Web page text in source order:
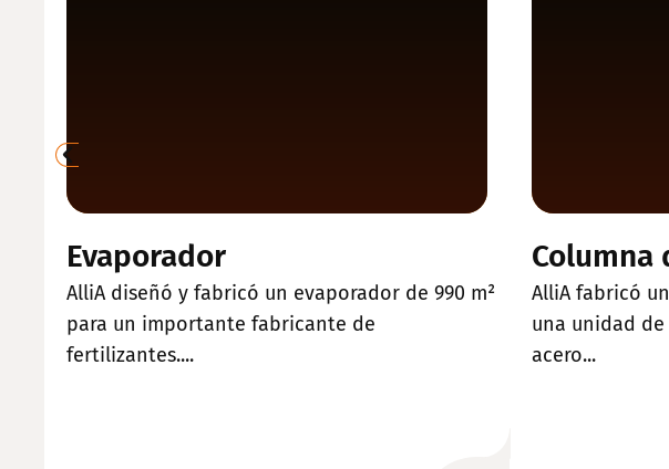
Evaporador
AlliA diseñó y fabricó un evaporador de 990 m²
para un importante fabricante de
fertilizantes....
Columna
AlliA fabricó
una unidad
acero...